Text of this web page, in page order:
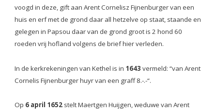
voogd in deze, gift aan Arent Cornelisz Fijnenburger van een
huis en erf met de grond daar all hetzelve op staat, staande en
gelegen in Papsou daar van de grond groot is 2 hond 60
roeden vrij hofland volgens de brief hier verleden.
In de kerkrekeningen van Kethel is in 1643 vermeld: “van Arent
Cornelis Fijnenburger huyr van een graff 8.-.-“.
Op 6 april 1652 stelt Maertgen Huijgen, weduwe van Arent